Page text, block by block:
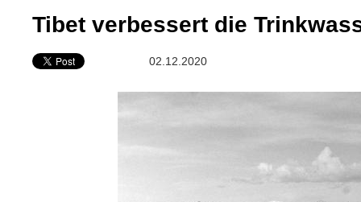
Tibet verbessert die
02.12.2020